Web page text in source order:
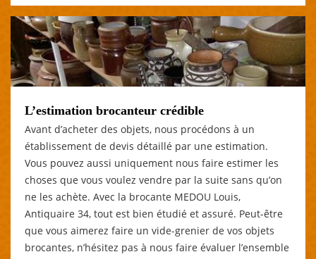
L’estimation brocanteur crédible
Avant d’acheter des objets, nous procédons à un
établissement de devis détaillé par une estimation.
Vous pouvez aussi uniquement nous faire estimer les
choses que vous voulez vendre par la suite sans qu’on
ne les achète. Avec la brocante MEDOU Louis,
Antiquaire 34, tout est bien étudié et assuré. Peut-être
que vous aimerez faire un vide-grenier de vos objets
brocantes, n’hésitez pas à nous faire évaluer l’ensemble